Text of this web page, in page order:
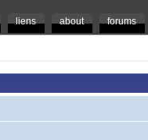
liens about forums